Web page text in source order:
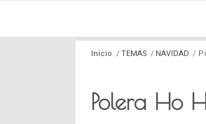
Inicio TEMAS NAVIDAD
Polera Ho